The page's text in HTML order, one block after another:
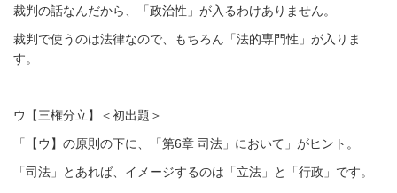
裁判の話なんだから、「政治性」が入るわけありません。
裁判で使うのは法律なので、もちろん「法的専門性」が入りま
す。
ウ【三権分立】＜初出題＞
「【ウ】の原則の下に、「第6章 司法」において」がヒント。
「司法」とあれば、イメージするのは「立法」と「行政」です。